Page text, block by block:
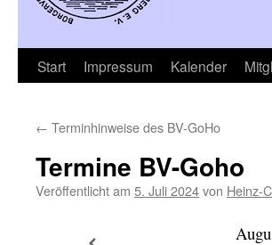
Start Impressum Kalender
← Terminhinweise des BV-GoHo
Termine BV-Goho
Veröffentlicht am 5. Juli 2024von Heinz-